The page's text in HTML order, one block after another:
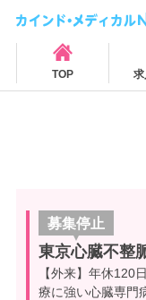
TOP
募集停止
東京心臓不整
【外来】年休120
療に強い心臓専門